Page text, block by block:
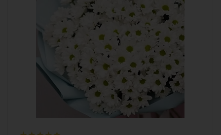
хризантема кустовая, лента,
дизайнерская упаковка